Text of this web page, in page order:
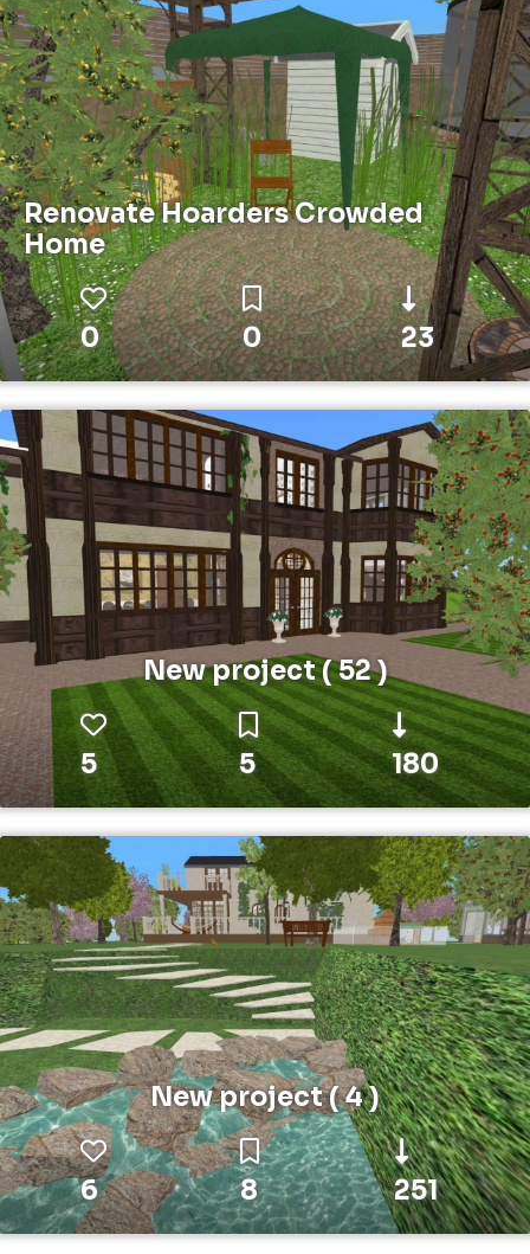
Renovate Hoarders Crowded
Home
0 0 23
New project ( 52 )
5 5 180
New project ( 4 )
6 8 251